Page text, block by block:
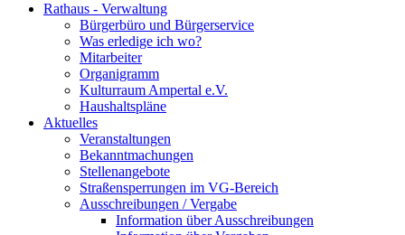
Rathaus - Verwaltung
Bürgerbüro und Bürgerservice
Was erledige ich wo?
Mitarbeiter
Organigramm
Kulturraum Ampertal e.V.
Haushaltspläne
Aktuelles
Veranstaltungen
Bekanntmachungen
Stellenangebote
Straßensperrungen im VG-Bereich
Ausschreibungen / Vergabe
Information über Ausschreibungen